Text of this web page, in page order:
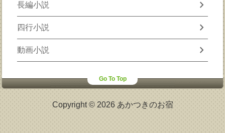
長編小説 chevron_right
四行小説 chevron_right
動画小説 chevron_right
Go To Top
Copyright © 2026 あかつきのお宿